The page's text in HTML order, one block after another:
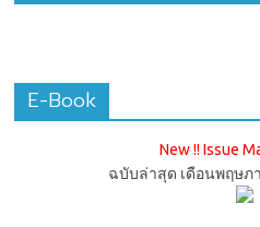
E-Book
New !! Issue
ฉบับล่าสุด เดือนพฤษภ